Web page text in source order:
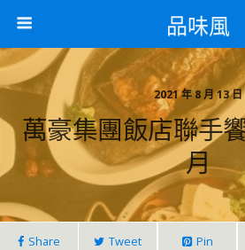
品味風
2021 年 8 月 13 日
萬豪集團飯店聯手
月
Share Tweet Pin